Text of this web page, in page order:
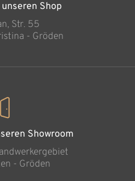
Shop
Str. 55
- Gröden
Showroom
- Gröden